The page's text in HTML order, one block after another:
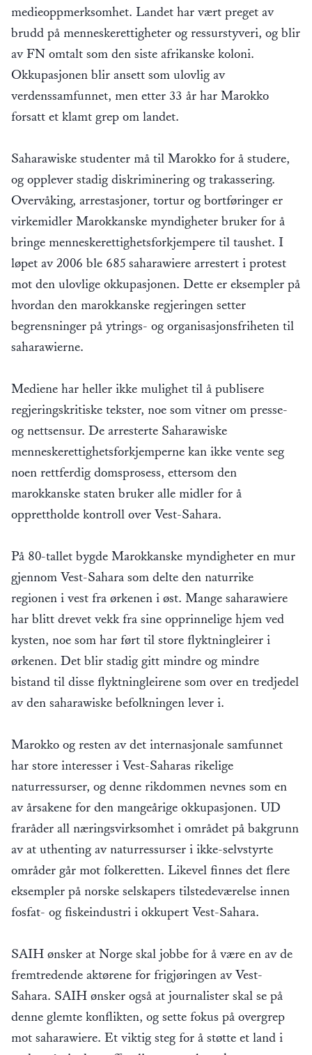
medieoppmerksomhet. Landet har vært preget av
brudd på menneskerettigheter og ressurstyveri, og blir
av FN omtalt som den siste afrikanske koloni.
Okkupasjonen blir ansett som ulovlig av
verdenssamfunnet, men etter 33 år har Marokko
forsatt et klamt grep om landet.
Saharawiske studenter må til Marokko for å studere,
og opplever stadig diskriminering og trakassering.
Overvåking, arrestasjoner, tortur og bortføringer er
virkemidler Marokkanske myndigheter bruker for å
bringe menneskerettighetsforkjempere til taushet. I
løpet av 2006 ble 685 saharawiere arrestert i protest
mot den ulovlige okkupasjonen. Dette er eksempler på
hvordan den marokkanske regjeringen setter
begrensninger på ytrings- og organisasjonsfriheten til
saharawierne.
Mediene har heller ikke mulighet til å publisere
regjeringskritiske tekster, noe som vitner om presse-
og nettsensur. De arresterte Saharawiske
menneskerettighetsforkjemperne kan ikke vente seg
noen rettferdig domsprosess, ettersom den
marokkanske staten bruker alle midler for å
opprettholde kontroll over Vest-Sahara.
På 80-tallet bygde Marokkanske myndigheter en mur
gjennom Vest-Sahara som delte den naturrike
regionen i vest fra ørkenen i øst. Mange saharawiere
har blitt drevet vekk fra sine opprinnelige hjem ved
kysten, noe som har ført til store flyktningleirer i
ørkenen. Det blir stadig gitt mindre og mindre
bistand til disse flyktningleirene som over en tredjedel
av den saharawiske befolkningen lever i.
Marokko og resten av det internasjonale samfunnet
har store interesser i Vest-Saharas rikelige
naturressurser, og denne rikdommen nevnes som en
av årsakene for den mangeårige okkupasjonen. UD
fraråder all næringsvirksomhet i området på bakgrunn
av at uthenting av naturressurser i ikke-selvstyrte
områder går mot folkeretten. Likevel finnes det flere
eksempler på norske selskapers tilstedeværelse innen
fosfat- og fiskeindustri i okkupert Vest-Sahara.
SAIH ønsker at Norge skal jobbe for å være en av de
fremtredende aktørene for frigjøringen av Vest-
Sahara. SAIH ønsker også at journalister skal se på
denne glemte konflikten, og sette fokus på overgrep
mot saharawiere. Et viktig steg for å støtte et land i